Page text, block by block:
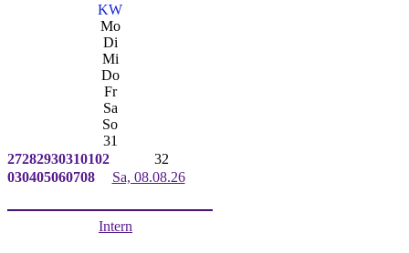
KW
Mo
Di
Mi
Do
Fr
Sa
So
31
27282930310102
32
030405060708 Sa, 08.08.26
Intern